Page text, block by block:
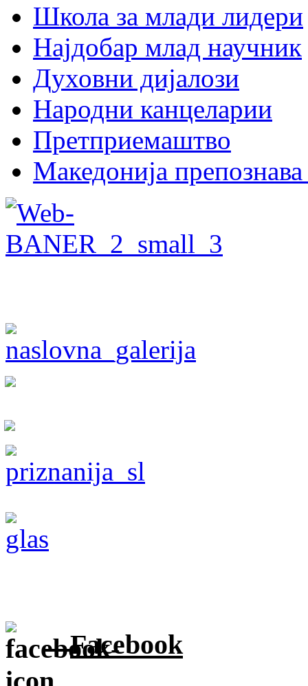
Школа за млади лидери
Најдобар млад научник
Духовни дијалози
Народни канцеларии
Претприемаштво
Македонија
Facebook